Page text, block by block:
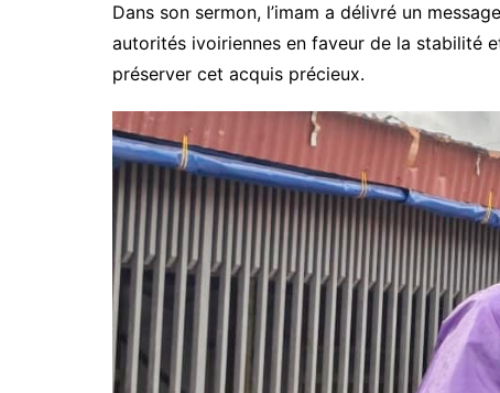
Dans son sermon, l’imam a délivré un
autorités ivoiriennes en faveur de la stabilité
préserver cet acquis précieux.